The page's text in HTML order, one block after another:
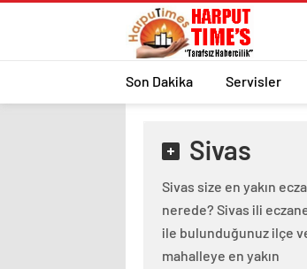
Son Dakika Servisler
Sivas
Sivas size en yakın
nerede? Sivas ili
ile bulunduğunuz ilçe
mahalleye en yakın